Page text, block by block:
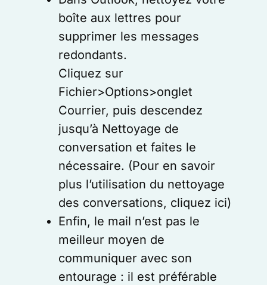
boîte aux lettres pour
supprimer les messages
redondants.
Cliquez sur
Fichier>Options>onglet
Courrier, puis descendez
jusqu’à Nettoyage de
conversation et faites le
nécessaire. (Pour en savoir
plus l’utilisation du nettoyage
des conversations, cliquez ici)
Enfin, le mail n’est pas le
meilleur moyen de
communiquer avec son
entourage : il est préférable